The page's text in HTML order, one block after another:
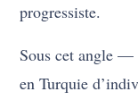
progressiste.
Sous cet angle —
en Turquie